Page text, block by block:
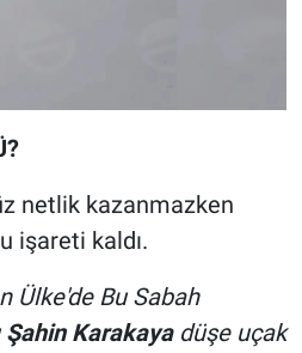
netlik kazanmazken
işareti kaldı.
Ülke'de Bu Sabah
Şahin Karakaya düşe uçak